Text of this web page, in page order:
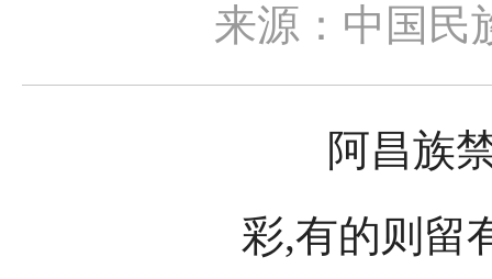
来源：中国民
阿昌族禁
彩,有的则留